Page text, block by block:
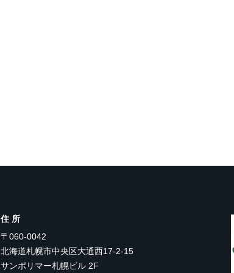
住所
〒060-0042
北海道札幌市中央区大通西17-2-15
サンポリマー札幌ビル 2F